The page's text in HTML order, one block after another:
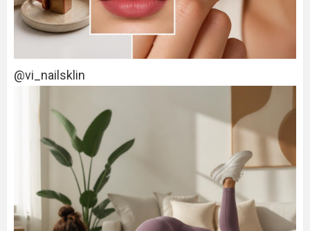
@vi_nailsklin